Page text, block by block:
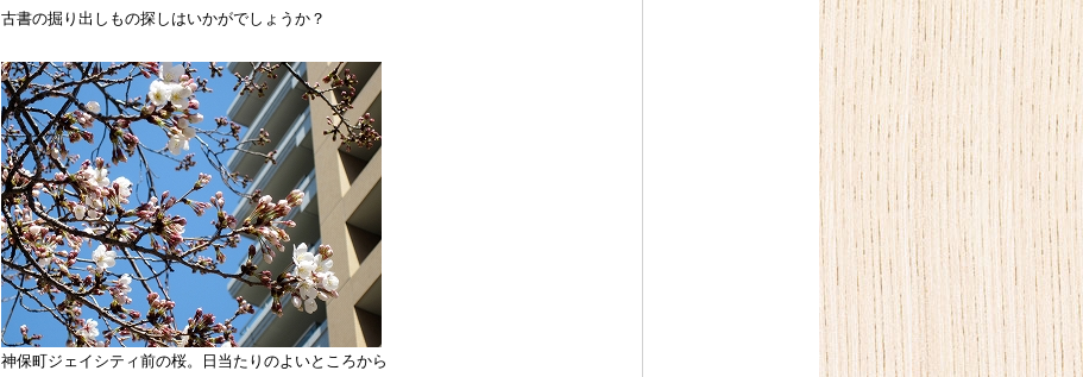
古書の掘り出しもの探しはいかがでしょうか？
神保町ジェイシティ前の桜。日当たりのよいところから